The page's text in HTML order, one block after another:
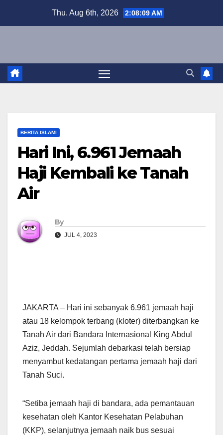
Thu. Aug 6th, 2026 2:08:10 AM
BERITA ISLAMI
Hari Ini, 6.961 Jemaah
Haji Kembali ke Tanah
Air
By
JUL 4, 2023
JAKARTA – Hari ini sebanyak 6.961 jemaah haji
atau 18 kelompok terbang (kloter) diterbangkan ke
Tanah Air dari Bandara Internasional King Abdul
Aziz, Jeddah. Sejumlah debarkasi telah bersiap
menyambut kedatangan pertama jemaah haji dari
Tanah Suci.
“Setiba jemaah haji di bandara, ada pemantauan
kesehatan oleh Kantor Kesehatan Pelabuhan
(KKP), selanjutnya jemaah naik bus sesuai